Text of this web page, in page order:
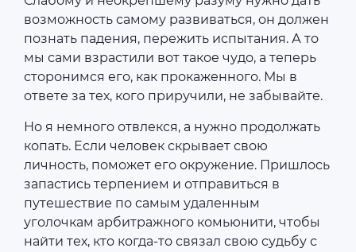
возможность самому развиваться, он должен
познать падения, пережить испытания. А то
мы сами взрастили вот такое чудо, а теперь
сторонимся его, как прокаженного. Мы в
ответе за тех, кого приручили, не забывайте.
Но я немного отвлекся, а нужно продолжать
копать. Если человек скрывает свою
личность, поможет его окружение. Пришлось
запастись терпением и отправиться в
путешествие по самым удаленным
уголочкам арбитражного комьюнити, чтобы
найти тех, кто когда-то связал свою судьбу с